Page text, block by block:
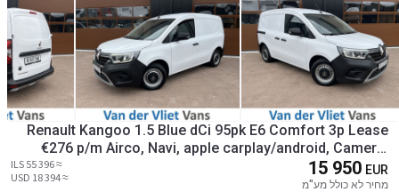
Renault Kangoo 1.5 Blue dCi 95pk E6 Comfort 3p Lease
€276 p/m Airco, Navi, apple carplay/android, Camera,
PDC, Cruise controle, onderhoudshistorie aanwezig
15 950 EUR
מחיר לא כולל מע"מ
≈ 55 396 ILS
≈ 18 394 USD